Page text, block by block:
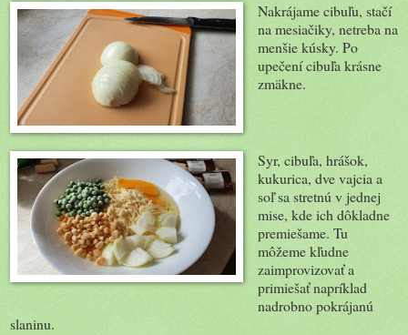
Nakrájame cibuľu, stačí
na mesiačiky, netreba na
menšie kúsky. Po
upečení cibuľa krásne
zmäkne.
Syr, cibuľa, hrášok,
kukurica, dve vajcia a
soľ sa stretnú v jednej
mise, kde ich dôkladne
premiešame. Tu
môžeme kľudne
zaimprovizovať a
primiešať napríklad
nadrobno pokrájanú
slaninu.